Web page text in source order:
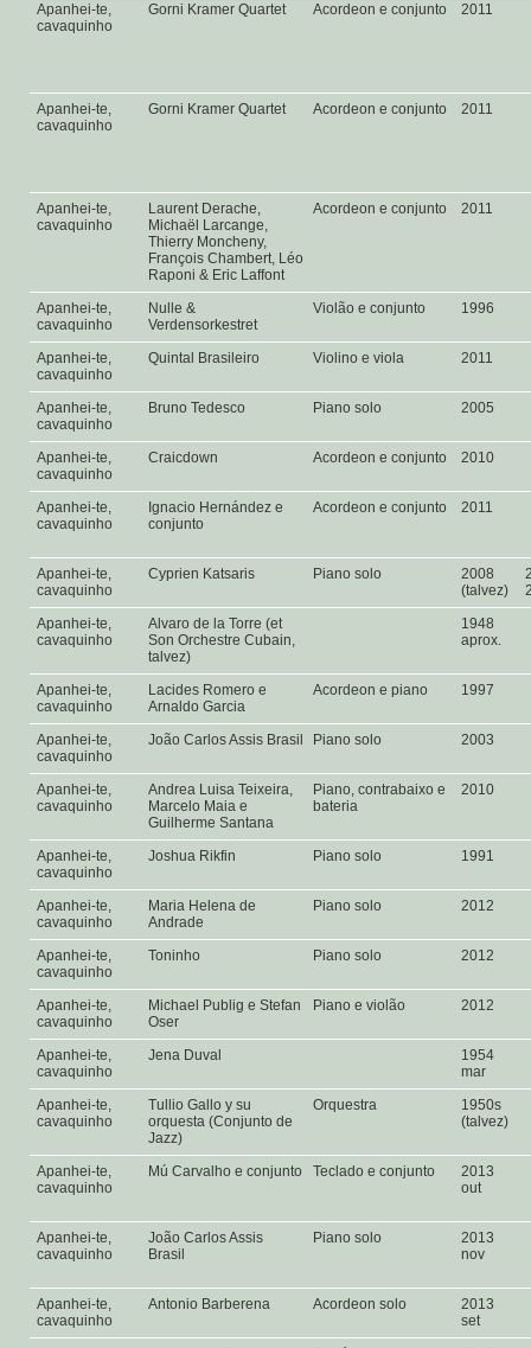
Apanhei-te,
cavaquinho
Gorni Kramer Quartet Acordeon e conjunto 2011
Apanhei-te,
cavaquinho
Gorni Kramer Quartet Acordeon e conjunto 2011
Apanhei-te,
cavaquinho
Laurent Derache,
Michaël Larcange,
Thierry Moncheny,
François Chambert, Léo
Raponi & Eric Laffont
Acordeon e conjunto 2011
Apanhei-te,
cavaquinho
Nulle &
Verdensorkestret
Violão e conjunto 1996
Apanhei-te,
cavaquinho
Quintal Brasileiro Violino e viola 2011
Apanhei-te,
cavaquinho
Bruno Tedesco Piano solo 2005
Apanhei-te,
cavaquinho
Craicdown Acordeon e conjunto 2010
Apanhei-te,
cavaquinho
Ignacio Hernández e
conjunto
Acordeon e conjunto 2011
Apanhei-te,
cavaquinho
Cyprien Katsaris Piano solo
2008
(talvez)
Apanhei-te,
cavaquinho
Alvaro de la Torre (et
Son Orchestre Cubain,
talvez)
1948
aprox.
Apanhei-te,
cavaquinho
Lacides Romero e
Arnaldo Garcia
Acordeon e piano 1997
Apanhei-te,
cavaquinho
João Carlos Assis Brasil Piano solo 2003
Apanhei-te,
cavaquinho
Andrea Luisa Teixeira,
Marcelo Maia e
Guilherme Santana
Piano, contrabaixo e
bateria
2010
Apanhei-te,
cavaquinho
Joshua Rikfin Piano solo 1991
Apanhei-te,
cavaquinho
Maria Helena de
Andrade
Piano solo 2012
Apanhei-te,
cavaquinho
Toninho Piano solo 2012
Apanhei-te,
cavaquinho
Michael Publig e Stefan
Oser
Piano e violão 2012
Apanhei-te,
cavaquinho
Jena Duval
1954
mar
Apanhei-te,
cavaquinho
Tullio Gallo y su
orquesta (Conjunto de
Jazz)
Orquestra
1950s
(talvez)
Apanhei-te,
cavaquinho
Mú Carvalho e conjunto Teclado e conjunto
2013
out
Apanhei-te,
cavaquinho
João Carlos Assis
Brasil
Piano solo
2013
nov
Apanhei-te,
cavaquinho
Antonio Barberena Acordeon solo
2013
set